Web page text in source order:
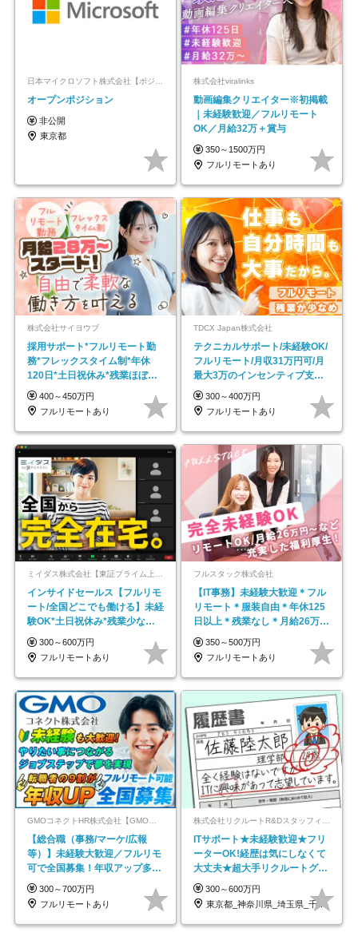
日本マイクロソフト株式会社【ポジションマッチ登録】
オープンポジション
非公開
東京都
株式会社viralinks
動画編集クリエイター※初掲載
｜未経験歓迎／フルリモート
OK／月給32万＋賞与
350～1500万円
フルリモートあり
株式会社サイヨウブ
採用サポート*フルリモート勤
務*フレックスタイム制*年休
120日*土日祝休み*残業ほぼな
し*育児中社員8割以上
400～450万円
フルリモートあり
TDCX Japan株式会社
テクニカルサポート/未経験OK/
フルリモート/月収31万円可/月
最大3万のインセンティブ支給/
平均年齢33歳
300～400万円
フルリモートあり
ミイダス株式会社【東証プライム上場パーソルグループ】
インサイドセールス【フルリモ
ート/全国どこでも働ける】未経
験OK*土日祝休み*残業少なめ*
在宅勤務手当あり
300～600万円
フルリモートあり
フルスタック株式会社
【IT事務】未経験大歓迎＊フル
リモート＊服装自由＊年休125
日以上＊残業なし＊月給26万円
以上
350～500万円
フルリモートあり
GMOコネクトHR株式会社【GMOインターネットグループ】
【総合職（事務/マーケ/広報
等）】未経験大歓迎／フルリモ
可で全国募集！年収アップ多数
★年休最大130日★
300～700万円
フルリモートあり
ITサポート★未経験歓迎★フリ
ーターOK!経歴は気にしなくて
大丈夫★超大手リクルートグル
ープの正社員/sg
300～600万円
東京都_神奈川県_埼玉県_千葉県_大阪府…